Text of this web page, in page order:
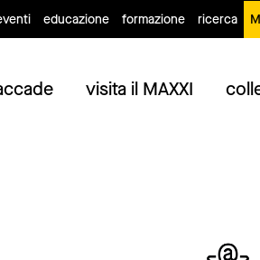
educazione formazione ricerca
visita il MAXXI